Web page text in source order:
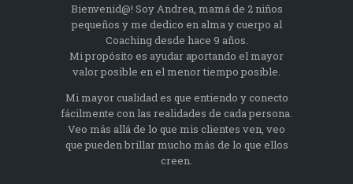
Bienvenid@! Soy Andrea, mamá de 2 niños
pequeños y me dedico en alma y cuerpo al
Coaching desde hace 9 años.
Mi propósito es ayudar aportando el mayor
valor posible en el menor tiempo posible.
Mi mayor cualidad es que entiendo y conecto
fácilmente con las realidades de cada persona.
Veo más allá de lo que mis clientes ven, veo
que pueden brillar mucho más de lo que ellos
creen.